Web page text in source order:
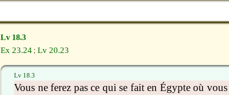
Lv 18.3
Ex 23.24 ;Lv 20.23
Lv 18.3
Vous ne ferez pas ce qui se fait en Égypte où